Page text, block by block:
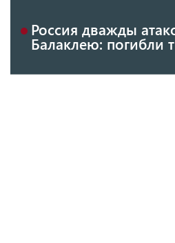
Россия дважды
Балаклею: погибли